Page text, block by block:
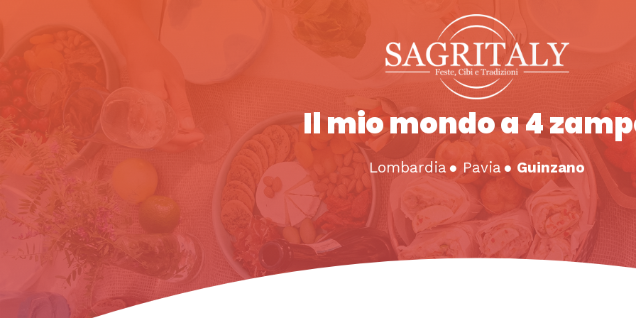
Il mio mondo a 4
Lombardia● Pavia● Guinzano